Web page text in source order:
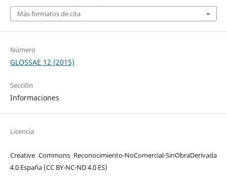
Más formatos de cita
Número
GLOSSAE 12 (2015)
Sección
Informaciones
Licencia
Creative Commons Reconocimiento-NoComercial-SinObraDerivada
4.0 España (CC BY-NC-ND 4.0 ES)